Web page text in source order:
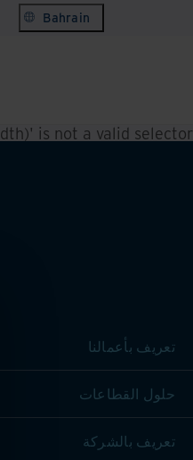
Bahrain
is not a valid selector.
تعريف بأعمالنا
حلول القطاعات
تعريف بالشركة